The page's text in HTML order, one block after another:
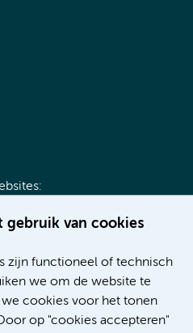
gebruik van cookies
zijn functioneel of technisch
we om de website te
cookies voor het tonen
op "cookies accepteren"